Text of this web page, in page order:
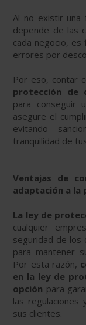
Al no existir una
depende de las
cada negocio,
errores por
Por eso, contar
protección de
para conseguir
asegure el
evitando
tranquilidad de
Ventajas de
adaptación a la
La ley de
cualquier
seguridad de los
para mantener
Por esta razón,
en la ley de
opción para
las
sus clientes.